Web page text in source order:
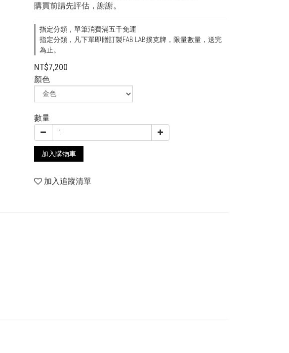
購買前請先評估，謝謝。
指定分類，單筆消費滿五千免運
指定分類，凡下單即贈訂製FAB LAB撲克牌，限量數量，送完
為止。
NT$7,200
顏色
數量
加入購物車
加入追蹤清單